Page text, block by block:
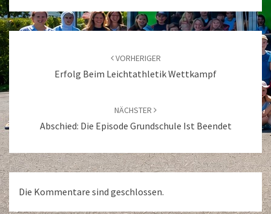
Beitragsnavigation
VORHERIGER
Erfolg Beim Leichtathletik Wettkampf
NÄCHSTER
Abschied: Die Episode Grundschule Ist Beendet
Die Kommentare sind geschlossen.